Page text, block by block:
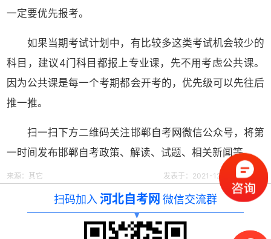
一定要优先报考。
如果当期考试计划中，有比较多这类考试机会较少的
科目，建议4门科目都报上专业课，先不用考虑公共课。
因为公共课是每一个考期都会开考的，优先级可以先往后
推一推。
扫一扫下方二维码关注邯郸自考网微信公众号，将第
一时间发布邯郸自考政策、解读、试题、相关新闻等。
来源：其它 发表于：2021-12-24 16:37:58
扫码加入 河北自考网 微信交流群